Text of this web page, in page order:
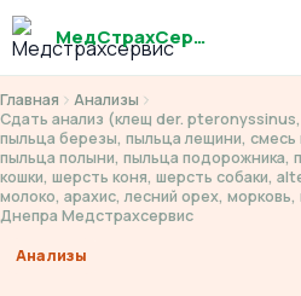
МедСтрахСервис
Главная
Анализы
Сдать анализ (клещ der.
пыльца березы, пыльца лещини,
пыльца полыни, пыльца подорожника,
кошки, шерсть коня, шерсть собаки,
молоко, арахис, лесний орех,
Днепра Медстрахсервис
Анализы